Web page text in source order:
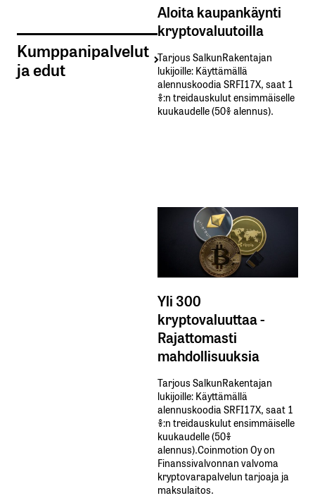
Kumppanipalvelut
ja edut
Aloita kaupankäynti
kryptovaluutoilla
Tarjous SalkunRakentajan
lukijoille: Käyttämällä​ ​
alennuskoodia​ ​SRFI17X,​ ​saat​ ​1
%:n treidauskulut​ ​ensimmäiselle​ ​
kuukaudelle​ ​(50%​ ​alennus).
Yli 300
kryptovaluuttaa -
Rajattomasti
mahdollisuuksia
Tarjous SalkunRakentajan
lukijoille: Käyttämällä​ ​
alennuskoodia​ ​SRFI17X,​ ​saat​ ​1
%:n treidauskulut​ ​ensimmäiselle​ ​
kuukaudelle​ ​(50%​ ​
alennus).Coinmotion Oy on
Finanssivalvonnan valvoma
kryptovarapalvelun tarjoaja ja
maksulaitos.